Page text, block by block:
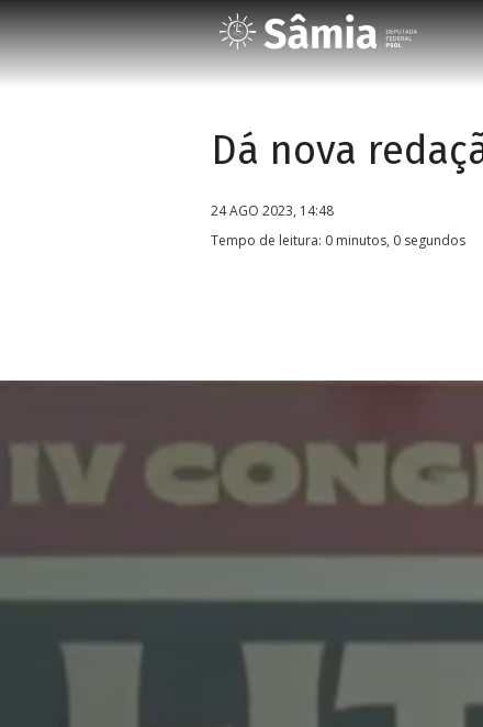
Dá nova
24 AGO 2023, 14:48
Tempo de leitura: 0 minutos, 0 segundos